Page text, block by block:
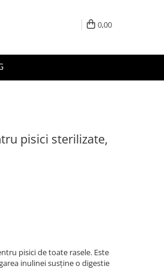
0,00
pisici sterilizate,
pisici de toate rasele. Este
inulinei susține o digestie